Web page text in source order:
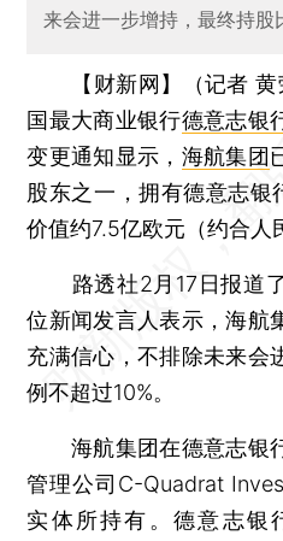
来会进一步增持，最终持股
【财新网】（记者
国最大商业银行德意志银
变更通知显示， 海航集团
股东之一，拥有德意志银
价值约7.5亿欧元（约合人
路透社2月17日报道了
位新闻发言人表示，海航
充满信心，不排除未来会
例不超过10%。
海航集团在德意志银
管理公司C-Quadrat
实体所持有。德意志银